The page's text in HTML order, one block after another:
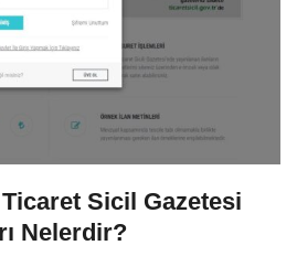
Sicil Gazetesi
Nelerdir?